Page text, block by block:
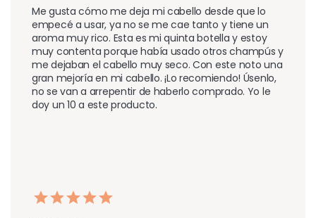
Me gusta cómo me deja mi cabello desde que lo
empecé a usar, ya no se me cae tanto y tiene un
aroma muy rico. Esta es mi quinta botella y estoy
muy contenta porque había usado otros champús y
me dejaban el cabello muy seco. Con este noto una
gran mejoría en mi cabello. ¡Lo recomiendo! Úsenlo,
no se van a arrepentir de haberlo comprado. Yo le
doy un 10 a este producto.